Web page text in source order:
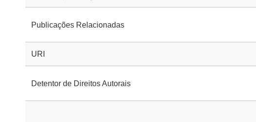
Publicações Relacionadas
URI
Detentor de Direitos Autorais